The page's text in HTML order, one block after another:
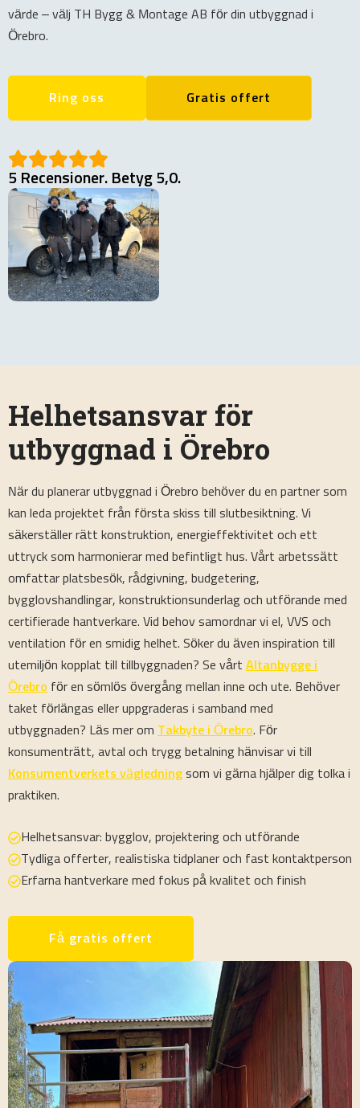
värde – välj TH Bygg & Montage AB för din utbyggnad i
Örebro.
Ring oss Gratis offert
5 Recensioner. Betyg 5,0.
Helhetsansvar för
utbyggnad i Örebro
När du planerar utbyggnad i Örebro behöver du en partner som
kan leda projektet från första skiss till slutbesiktning. Vi
säkerställer rätt konstruktion, energieffektivitet och ett
uttryck som harmonierar med befintligt hus. Vårt arbetssätt
omfattar platsbesök, rådgivning, budgetering,
bygglovshandlingar, konstruktionsunderlag och utförande med
certifierade hantverkare. Vid behov samordnar vi el, VVS och
ventilation för en smidig helhet. Söker du även inspiration till
utemiljön kopplat till tillbyggnaden? Se vårt Altanbygge i
Örebro för en sömlös övergång mellan inne och ute. Behöver
taket förlängas eller uppgraderas i samband med
utbyggnaden? Läs mer om Takbyte i Örebro. För
konsumenträtt, avtal och trygg betalning hänvisar vi till
Konsumentverkets vägledning som vi gärna hjälper dig tolka i
praktiken.
Helhetsansvar: bygglov, projektering och utförande
Tydliga offerter, realistiska tidplaner och fast kontaktperson
Erfarna hantverkare med fokus på kvalitet och finish
Få gratis offert